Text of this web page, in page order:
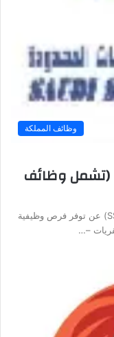
وظائف المملكة
(تشمل وظائف
أعلنت الشركة السعودية للخدمات المحدودة (SSCL) عن توفر فرص وظيفية
–…